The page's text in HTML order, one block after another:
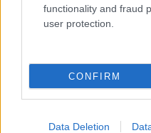
functionality and fraud
user protection.
CONFIRM
Data Deletion
Βάλε το
αναζήτησης